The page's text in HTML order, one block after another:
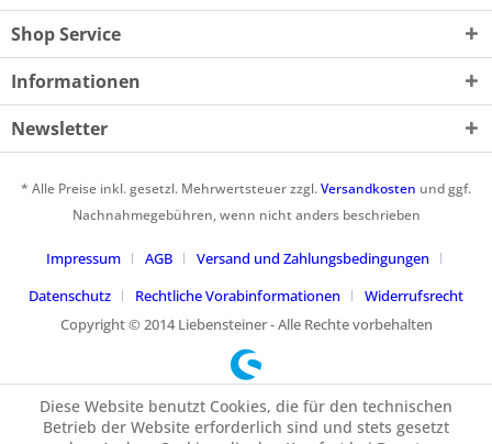
Shop Service
Informationen
Newsletter
* Alle Preise inkl. gesetzl. Mehrwertsteuer zzgl.Versandkosten und ggf.
Nachnahmegebühren, wenn nicht anders beschrieben
Impressum AGB
Versand und Zahlungsbedingungen
Datenschutz
Rechtliche Vorabinformationen
Widerrufsrecht
Copyright © 2014 Liebensteiner - Alle Rechte vorbehalten
Diese Website benutzt Cookies, die für den technischen
Betrieb der Website erforderlich sind und stets gesetzt